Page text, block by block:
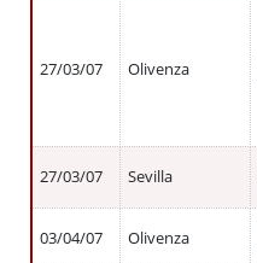
27/03/07 Olivenza
27/03/07 Sevilla
03/04/07 Olivenza